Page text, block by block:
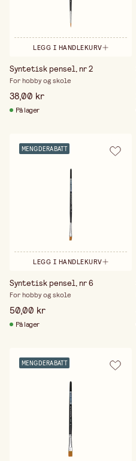
LEGG I HANDLEKURV
Syntetisk pensel, nr 2
For hobby og skole
38,00 kr
På lager
MENGDERABATT
LEGG I HANDLEKURV
Syntetisk pensel, nr 6
For hobby og skole
50,00 kr
På lager
MENGDERABATT